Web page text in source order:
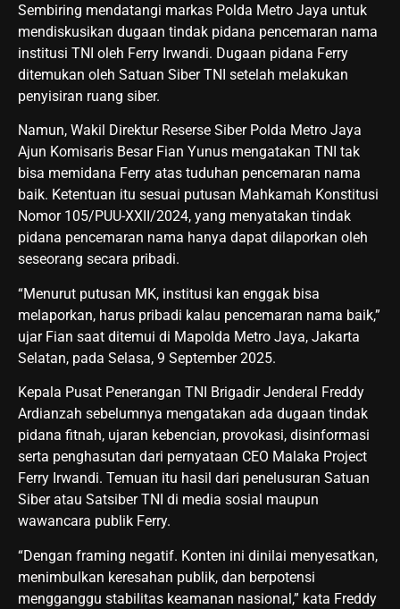
Sembiring mendatangi markas Polda Metro Jaya untuk
mendiskusikan dugaan tindak pidana pencemaran nama
institusi TNI oleh Ferry Irwandi. Dugaan pidana Ferry
ditemukan oleh Satuan Siber TNI setelah melakukan
penyisiran ruang siber.
Namun, Wakil Direktur Reserse Siber Polda Metro Jaya
Ajun Komisaris Besar Fian Yunus mengatakan TNI tak
bisa memidana Ferry atas tuduhan pencemaran nama
baik. Ketentuan itu sesuai putusan Mahkamah Konstitusi
Nomor 105/PUU-XXII/2024, yang menyatakan tindak
pidana pencemaran nama hanya dapat dilaporkan oleh
seseorang secara pribadi.
“Menurut putusan MK, institusi kan enggak bisa
melaporkan, harus pribadi kalau pencemaran nama baik,”
ujar Fian saat ditemui di Mapolda Metro Jaya, Jakarta
Selatan, pada Selasa, 9 September 2025.
Kepala Pusat Penerangan TNI Brigadir Jenderal Freddy
Ardianzah sebelumnya mengatakan ada dugaan tindak
pidana fitnah, ujaran kebencian, provokasi, disinformasi
serta penghasutan dari pernyataan CEO Malaka Project
Ferry Irwandi. Temuan itu hasil dari penelusuran Satuan
Siber atau Satsiber TNI di media sosial maupun
wawancara publik Ferry.
“Dengan framing negatif. Konten ini dinilai menyesatkan,
menimbulkan keresahan publik, dan berpotensi
mengganggu stabilitas keamanan nasional,” kata Freddy